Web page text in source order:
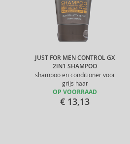
JUST FOR MEN CONTROL GX
2IN1 SHAMPOO
shampoo en conditioner voor
grijs haar
OP VOORRAAD
€ 13,13